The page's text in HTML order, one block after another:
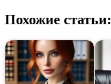
Похожие статьи: